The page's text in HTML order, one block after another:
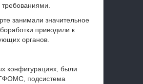
занимали значительное
приводили к
органов.
конфигурациях, были
ТФОМС, подсистема